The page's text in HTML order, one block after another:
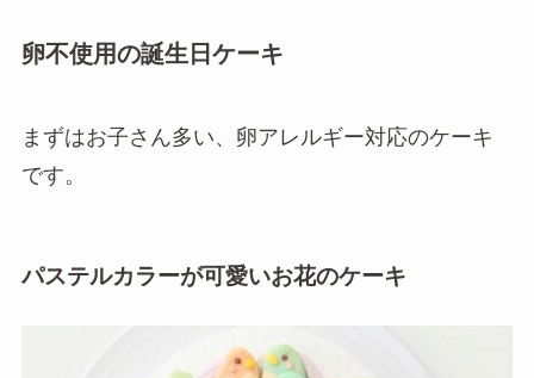
卵不使用の誕生日ケーキ
まずはお子さん多い、卵アレルギー対応のケーキ
です。
パステルカラーが可愛いお花のケーキ